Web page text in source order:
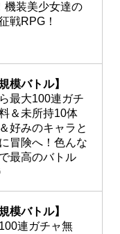
装美少女達の
戦RPG！
模バトル】
最大100連ガチ
＆未所持10体
好みのキャラと
冒険へ！色んな
最高のバトル
模バトル】
連ガチャ無